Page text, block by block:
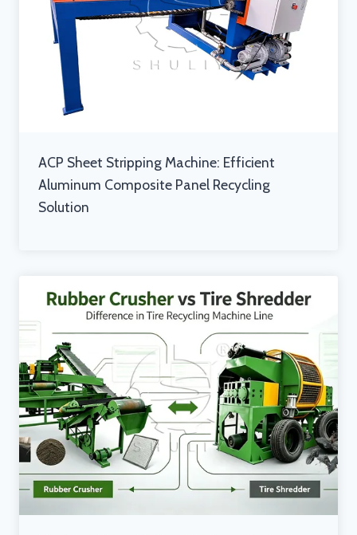
ACP Sheet Stripping Machine: Efficient
Aluminum Composite Panel Recycling
Solution